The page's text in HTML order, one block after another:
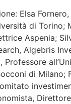
Elsa
di Torino;
Aspenia;
Algebris
Professore
di Milano;